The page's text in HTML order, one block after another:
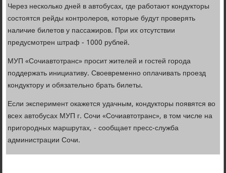
Через несколько дней в автобусах, где работают кондукторы
состоятся рейды контролеров, которые будут проверять
наличие билетов у пассажиров. При их отсутствии
предусмотрен штраф - 1000 рублей.
МУП «Сочиавтотранс» просит жителей и гостей города
поддержать инициативу. Своевременно оплачивать проезд
кондуктору и обязательно брать билеты.
Если эксперимент окажется удачным, кондукторы появятся во
всех автобусах МУП г. Сочи «Сочиавтотранс», в том числе на
пригородных маршрутах, - сообщает пресс-служба
администрации Сочи.